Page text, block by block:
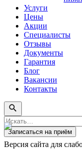
Услуги
Цены
Акции
Специалисты
Отзывы
Документы
Гарантия
Блог
Вакансии
Контакты
Поиск
по
сайту
Записаться на приём
Версия сайта для